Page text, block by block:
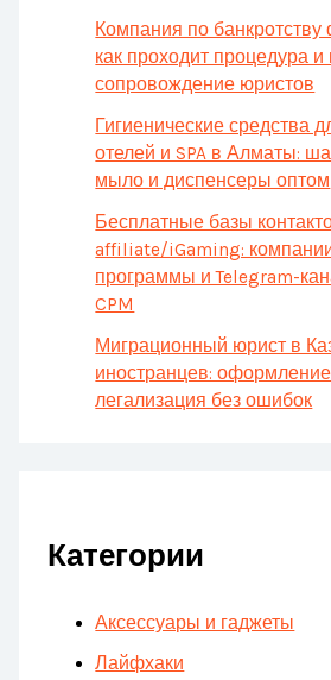
Компания по банкротству
как проходит процедура
сопровождение юристов
Гигиенические средства
отелей и SPA в Алматы:
мыло и диспенсеры оптом
Бесплатные базы
affiliate/iGaming:
программы и Telegram-
CPM
Миграционный юрист в
иностранцев:
легализация без ошибок
Категории
Аксессуары и гаджеты
Лайфхаки